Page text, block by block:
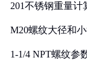
201不锈钢重量计
M20螺纹大径和
1-1/4 NPT螺纹参